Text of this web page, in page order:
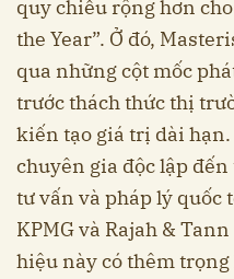
quy chiếu rộng hơn
the Year”. Ở đó,
qua những cột mốc
trước thách thức thị
kiến tạo giá trị dài
chuyên gia độc lập
tư vấn và pháp lý quốc
KPMG và Rajah &
hiệu này có thêm